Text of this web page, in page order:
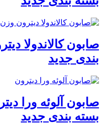
بندی جدید
بسته بندی جدید